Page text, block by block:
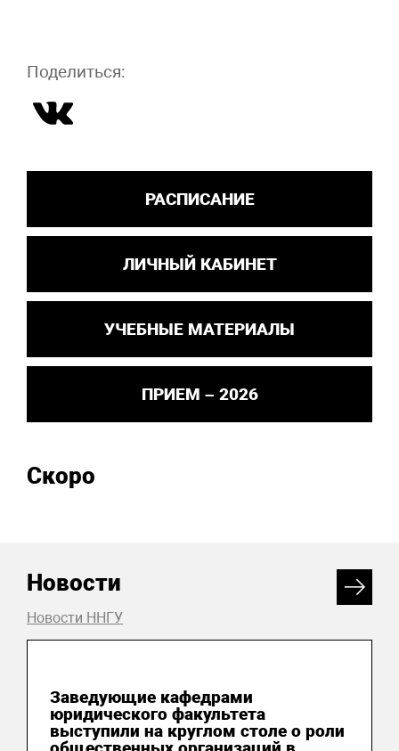
Поделиться:
РАСПИСАНИЕ
ЛИЧНЫЙ КАБИНЕТ
УЧЕБНЫЕ МАТЕРИАЛЫ
ПРИЕМ – 2026
Скоро
Новости
Новости ННГУ
Заведующие кафедрами
юридического факультета
выступили на круглом столе о роли